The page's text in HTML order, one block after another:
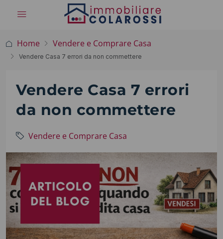
Home Vendere e Comprare Casa
Vendere Casa 7 errori da non commettere
Vendere Casa 7 errori
da non commettere
Vendere e Comprare Casa